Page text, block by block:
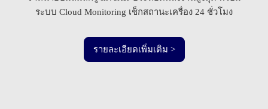
ระบบ Cloud Monitoring เช็กสถานะเครื่อง 24 ชั่วโมง
รายละเอียดเพิ่มเติม >